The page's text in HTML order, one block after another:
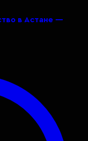
в Астане —